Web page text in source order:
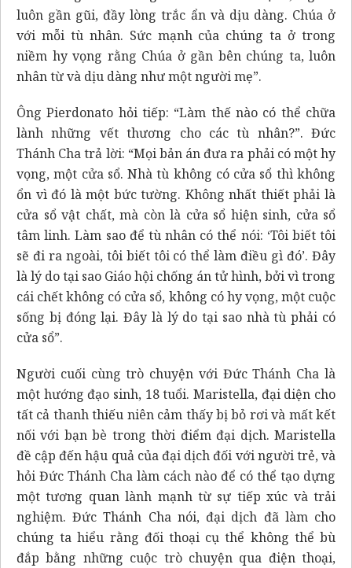
luôn gần gũi, đầy lòng trắc ẩn và dịu dàng. Chúa ở
với mỗi tù nhân. Sức mạnh của chúng ta ở trong
niềm hy vọng rằng Chúa ở gần bên chúng ta, luôn
nhân từ và dịu dàng như một người mẹ”.
Ông Pierdonato hỏi tiếp: “Làm thế nào có thể chữa
lành những vết thương cho các tù nhân?”. Đức
Thánh Cha trả lời: “Mọi bản án đưa ra phải có một hy
vọng, một cửa sổ. Nhà tù không có cửa sổ thì không
ổn vì đó là một bức tường. Không nhất thiết phải là
cửa sổ vật chất, mà còn là cửa sổ hiện sinh, cửa sổ
tâm linh. Làm sao để tù nhân có thể nói: ‘Tôi biết tôi
sẽ đi ra ngoài, tôi biết tôi có thể làm điều gì đó’. Đây
là lý do tại sao Giáo hội chống án tử hình, bởi vì trong
cái chết không có cửa sổ, không có hy vọng, một cuộc
sống bị đóng lại. Đây là lý do tại sao nhà tù phải có
cửa sổ”.
Người cuối cùng trò chuyện với Đức Thánh Cha là
một hướng đạo sinh, 18 tuổi. Maristella, đại diện cho
tất cả thanh thiếu niên cảm thấy bị bỏ rơi và mất kết
nối với bạn bè trong thời điểm đại dịch. Maristella
đề cập đến hậu quả của đại dịch đối với người trẻ, và
hỏi Đức Thánh Cha làm cách nào để có thể tạo dựng
một tương quan lành mạnh từ sự tiếp xúc và trải
nghiệm. Đức Thánh Cha nói, đại dịch đã làm cho
chúng ta hiểu rằng đối thoại cụ thể không thể bù
đắp bằng những cuộc trò chuyện qua điện thoại,